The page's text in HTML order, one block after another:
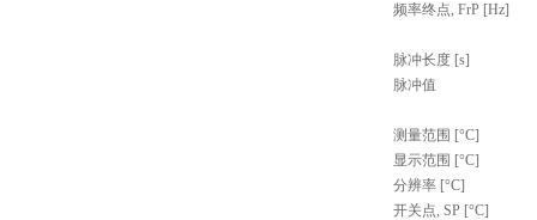
频率终点, FrP [Hz]
脉冲长度 [s]
脉冲值
测量范围 [°C]
显示范围 [°C]
分辨率 [°C]
开关点, SP [°C]